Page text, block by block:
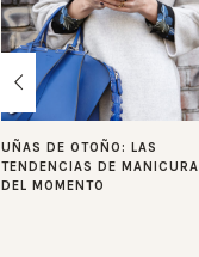
UÑAS DE OTOÑO: LAS
TENDENCIAS DE MANICURA
DEL MOMENTO